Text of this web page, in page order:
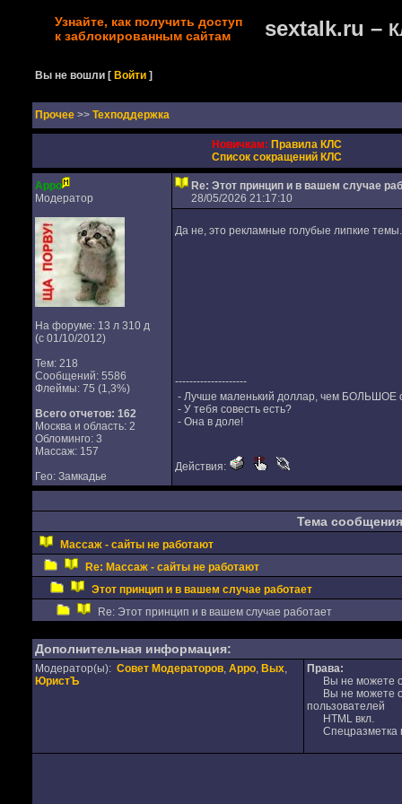
Узнайте, как получить доступ
к заблокированным сайтам
sextalk.ru –
Вы не вошли [Войти ]
Прочее >> Техподдержка
Новичкам: Правила КЛС
Список сокращений КЛС
Appo
Модератор
На форуме: 13 л 310 д
(с 01/10/2012)
Тем: 218
Сообщений: 5586
Флеймы: 75 (1,3%)
Всего отчетов: 162
Москва и область: 2
Обломинго: 3
Массаж: 157
Гео: Замкадье
Re: Этот принцип и в вашем случае
28/05/2026 21:17:10
Да не, это рекламные голубые липкие
--------------------
- Лучше маленький доллар, чем БОЛЬШОЕ
- У тебя совесть есть?
- Она в доле!
Действия:
Тема сообщения
Массаж - сайты не работают
Re: Массаж - сайты не работают
Этот принцип и в вашем случае работает
Re: Этот принцип и в вашем случае работает
Дополнительная информация:
Модератор(ы): Совет Модераторов, Appo, Вых,
ЮристЪ
Права:
Вы не можете
Вы не можете
пользователей
HTML вкл.
Спецразметка